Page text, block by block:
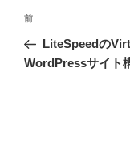
投
ナ
前
の
投
前
LiteSpeedの
WordPressサイト